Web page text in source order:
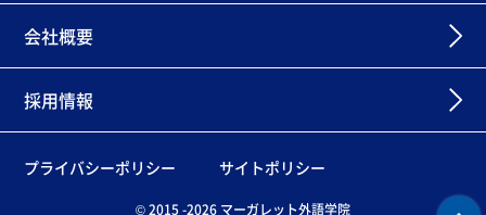
会社概要
採用情報
プライバシーポリシー サイトポリシー
© 2015 -2026 マーガレット外語学院